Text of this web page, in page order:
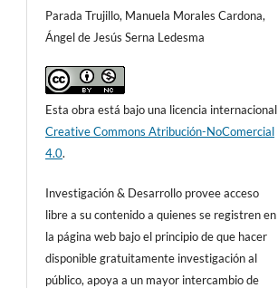
Parada Trujillo, Manuela Morales Cardona,
Ángel de Jesús Serna Ledesma
Esta obra está bajo una licencia internacional
Creative Commons Atribución-NoComercial
4.0.
Investigación & Desarrollo provee acceso
libre a su contenido a quienes se registren en
la página web bajo el principio de que hacer
disponible gratuitamente investigación al
público, apoya a un mayor intercambio de